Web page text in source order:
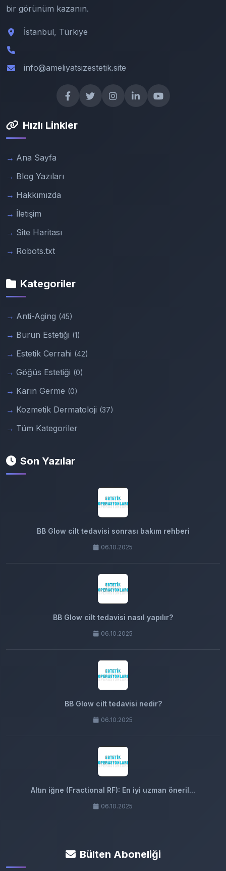
bir görünüm kazanın.
İstanbul, Türkiye
info@ameliyatsizestetik.site
Hızlı Linkler
Ana Sayfa
Blog Yazıları
Hakkımızda
İletişim
Site Haritası
Robots.txt
Kategoriler
Anti-Aging (45)
Burun Estetiği (1)
Estetik Cerrahi (42)
Göğüs Estetiği (0)
Karın Germe (0)
Kozmetik Dermatoloji (37)
Tüm Kategoriler
Son Yazılar
BB Glow cilt tedavisi sonrası bakım rehberi
06.10.2025
BB Glow cilt tedavisi nasıl yapılır?
06.10.2025
BB Glow cilt tedavisi nedir?
06.10.2025
Altın iğne (Fractional RF): En iyi uzman öneril...
06.10.2025
Bülten Aboneliği